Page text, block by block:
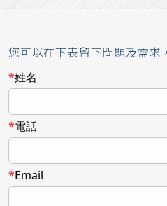
您可以在下表留下問題及需求
姓名
電話
Email